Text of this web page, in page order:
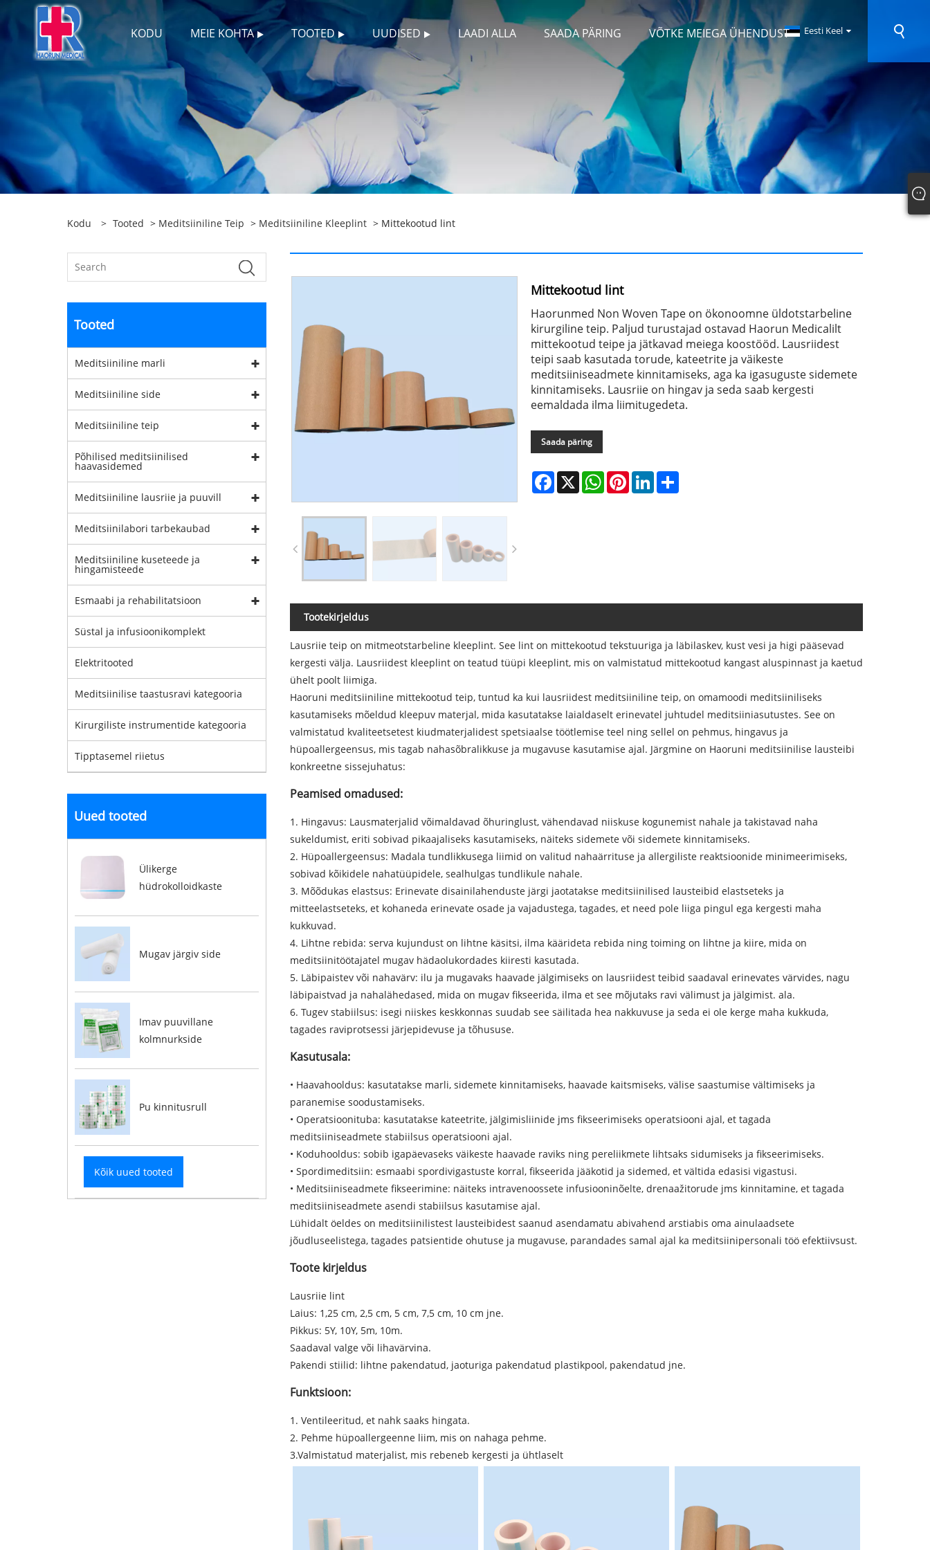
KODU MEIE KOHTA TOOTED UUDISED LAADI ALLA SAADA PÄRING VÕTKE MEIEGA ÜHENDUST Eesti Keel
Kodu > Tooted > Meditsiiniline Teip > Meditsiiniline Kleeplint > Mittekootud lint
Tooted
Meditsiiniline marli
Meditsiiniline side
Meditsiiniline teip
Põhilised meditsiinilised
haavasidemed
Meditsiiniline lausriie ja puuvill
Meditsiinilabori tarbekaubad
Meditsiiniline kuseteede ja
hingamisteede
Esmaabi ja rehabilitatsioon
Süstal ja infusioonikomplekt
Elektritooted
Meditsiinilise taastusravi kategooria
Kirurgiliste instrumentide kategooria
Tipptasemel riietus
Uued tooted
Ülikerge
hüdrokolloidkaste
Mugav järgiv side
Imav puuvillane
kolmnurkside
Pu kinnitusrull
Kõik uued tooted
Mittekootud lint
Haorunmed Non Woven Tape on ökonoomne üldotstarbeline
kirurgiline teip. Paljud turustajad ostavad Haorun Medicalilt
mittekootud teipe ja jätkavad meiega koostööd. Lausriidest
teipi saab kasutada torude, kateetrite ja väikeste
meditsiiniseadmete kinnitamiseks, aga ka igasuguste sidemete
kinnitamiseks. Lausriie on hingav ja seda saab kergesti
eemaldada ilma liimitugedeta.
Saada päring
Facebook
X WhatsAppPinterestLinkedInShare
Tootekirjeldus
Lausriie teip on mitmeotstarbeline kleeplint. See lint on mittekootud tekstuuriga ja läbilaskev, kust vesi ja higi pääsevad
kergesti välja. Lausriidest kleeplint on teatud tüüpi kleeplint, mis on valmistatud mittekootud kangast aluspinnast ja kaetud
ühelt poolt liimiga.
Haoruni meditsiiniline mittekootud teip, tuntud ka kui lausriidest meditsiiniline teip, on omamoodi meditsiiniliseks
kasutamiseks mõeldud kleepuv materjal, mida kasutatakse laialdaselt erinevatel juhtudel meditsiiniasutustes. See on
valmistatud kvaliteetsetest kiudmaterjalidest spetsiaalse töötlemise teel ning sellel on pehmus, hingavus ja
hüpoallergeensus, mis tagab nahasõbralikkuse ja mugavuse kasutamise ajal. Järgmine on Haoruni meditsiinilise lausteibi
konkreetne sissejuhatus:
Peamised omadused:
1. Hingavus: Lausmaterjalid võimaldavad õhuringlust, vähendavad niiskuse kogunemist nahale ja takistavad naha
sukeldumist, eriti sobivad pikaajaliseks kasutamiseks, näiteks sidemete või sidemete kinnitamiseks.
2. Hüpoallergeensus: Madala tundlikkusega liimid on valitud nahaärrituse ja allergiliste reaktsioonide minimeerimiseks,
sobivad kõikidele nahatüüpidele, sealhulgas tundlikule nahale.
3. Mõõdukas elastsus: Erinevate disainilahenduste järgi jaotatakse meditsiinilised lausteibid elastseteks ja
mitteelastseteks, et kohaneda erinevate osade ja vajadustega, tagades, et need pole liiga pingul ega kergesti maha
kukkuvad.
4. Lihtne rebida: serva kujundust on lihtne käsitsi, ilma käärideta rebida ning toiming on lihtne ja kiire, mida on
meditsiinitöötajatel mugav hädaolukordades kiiresti kasutada.
5. Läbipaistev või nahavärv: ilu ja mugavaks haavade jälgimiseks on lausriidest teibid saadaval erinevates värvides, nagu
läbipaistvad ja nahalähedased, mida on mugav fikseerida, ilma et see mõjutaks ravi välimust ja jälgimist. ala.
6. Tugev stabiilsus: isegi niiskes keskkonnas suudab see säilitada hea nakkuvuse ja seda ei ole kerge maha kukkuda,
tagades raviprotsessi järjepidevuse ja tõhususe.
Kasutusala:
• Haavahooldus: kasutatakse marli, sidemete kinnitamiseks, haavade kaitsmiseks, välise saastumise vältimiseks ja
paranemise soodustamiseks.
• Operatsioonituba: kasutatakse kateetrite, jälgimisliinide jms fikseerimiseks operatsiooni ajal, et tagada
meditsiiniseadmete stabiilsus operatsiooni ajal.
• Koduhooldus: sobib igapäevaseks väikeste haavade raviks ning pereliikmete lihtsaks sidumiseks ja fikseerimiseks.
• Spordimeditsiin: esmaabi spordivigastuste korral, fikseerida jääkotid ja sidemed, et vältida edasisi vigastusi.
• Meditsiiniseadmete fikseerimine: näiteks intravenoossete infusiooninõelte, drenaažitorude jms kinnitamine, et tagada
meditsiiniseadmete asendi stabiilsus kasutamise ajal.
Lühidalt öeldes on meditsiinilistest lausteibidest saanud asendamatu abivahend arstiabis oma ainulaadsete
jõudluseelistega, tagades patsientide ohutuse ja mugavuse, parandades samal ajal ka meditsiinipersonali töö efektiivsust.
Toote kirjeldus
Lausriie lint
Laius: 1,25 cm, 2,5 cm, 5 cm, 7,5 cm, 10 cm jne.
Pikkus: 5Y, 10Y, 5m, 10m.
Saadaval valge või lihavärvina.
Pakendi stiilid: lihtne pakendatud, jaoturiga pakendatud plastikpool, pakendatud jne.
Funktsioon:
1. Ventileeritud, et nahk saaks hingata.
2. Pehme hüpoallergeenne liim, mis on nahaga pehme.
3.Valmistatud materjalist, mis rebeneb kergesti ja ühtlaselt